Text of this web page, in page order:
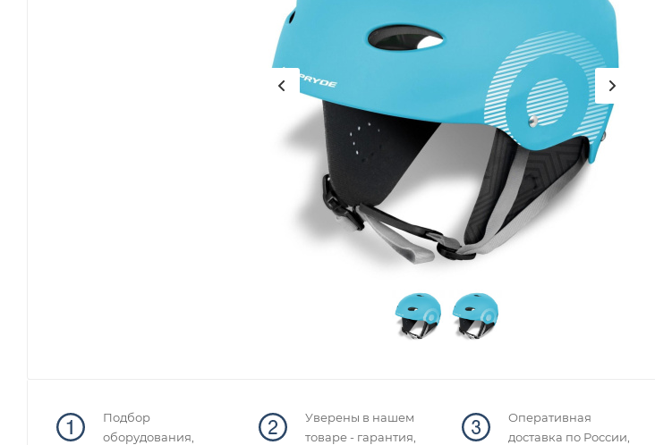
Подбор
оборудования,
Уверены в нашем
товаре - гарантия,
Оперативная
доставка по России,